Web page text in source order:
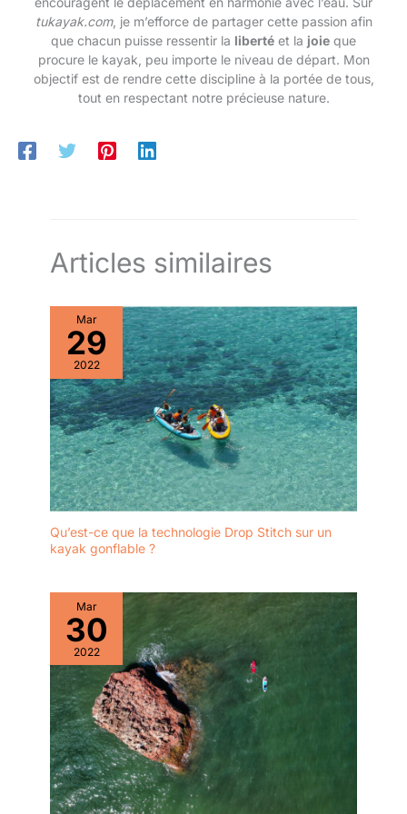
tukayak.com, je m’efforce de partager cette passion afin
que chacun puisse ressentir la liberté et la joie que
procure le kayak, peu importe le niveau de départ. Mon
objectif est de rendre cette discipline à la portée de tous,
tout en respectant notre précieuse nature.
Articles similaires
Mar
29
2022
Qu’est-ce que la technologie Drop Stitch sur un
kayak gonflable ?
Mar
30
2022